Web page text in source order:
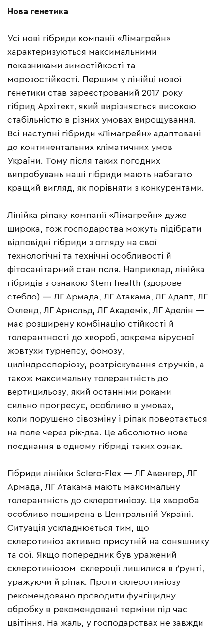
Нова генетика
Усі нові гібриди компанії «Лімагрейн»
характеризуються максимальними
показниками зимостійкості та
морозостійкості. Першим у лінійці нової
генетики став зареєстрований 2017 року
гібрид Архітект, який вирізняється високою
стабільністю в різних умовах вирощування.
Всі наступні гібриди «Лімагрейн» адаптовані
до континентальних кліматичних умов
України. Тому після таких погодних
випробувань наші гібриди мають набагато
кращий вигляд, як порівняти з конкурентами.
Лінійка ріпаку компанії «Лімагрейн» дуже
широка, тож господарства можуть підібрати
відповідні гібриди з огляду на свої
технологічні та технічні особливості й
фітосанітарний стан поля. Наприклад, лінійка
гібридів з ознакою Stem health (здорове
стебло) — ЛГ Армада, ЛГ Атакама, ЛГ Адапт, ЛГ
Окленд, ЛГ Арнольд, ЛГ Академік, ЛГ Аделін —
має розширену комбінацію стійкості й
толерантності до хвороб, зокрема вірусної
жовтухи турнепсу, фомозу,
циліндроспоріозу, розтріскування стручків, а
також максимальну толерантність до
вертицильозу, який останніми роками
сильно прогресує, особливо в умовах,
коли порушено сівозміну і ріпак повертається
на поле через рік-два. Це абсолютно нове
поєднання в одному гібриді таких ознак.
Гібриди лінійки Sclero-Flex — ЛГ Авенгер, ЛГ
Армада, ЛГ Атакама мають максимальну
толерантність до склеротиніозу. Ця хвороба
особливо поширена в Центральній Україні.
Ситуація ускладнюється тим, що
склеротиніоз активно присутній на соняшнику
та сої. Якщо попередник був уражений
склеротиніозом, склероції лишилися в ґрунті,
уражуючи й ріпак. Проти склеротиніозу
рекомендовано проводити фунгіцидну
обробку в рекомендовані терміни під час
цвітіння. На жаль, у господарствах не завжди